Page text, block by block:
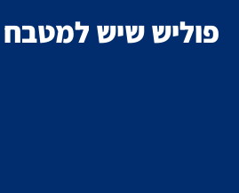
פוליש שיש למטבח